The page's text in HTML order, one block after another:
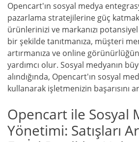
Opencart'ın sosyal medya
pazarlama stratejilerine güç
ürünlerinizi ve markanızı
bir şekilde tanıtmanıza, müşteri
artırmanıza ve online
yardımcı olur. Sosyal medyanın
alındığında, Opencart'ın sosyal
kullanarak işletmenizin başarısını
Opencart ile Sosyal
Yönetimi: Satışları